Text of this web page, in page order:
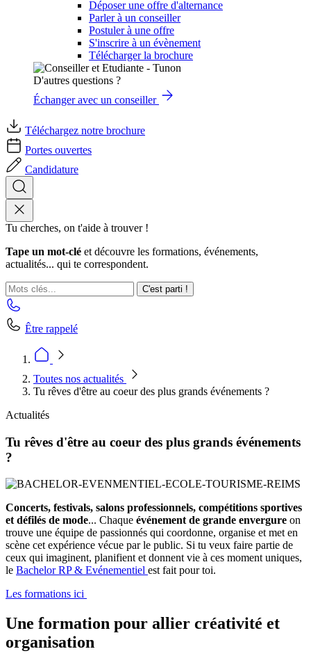
Déposer une offre d'alternance
Parler à un conseiller
Postuler à une offre
S'inscrire à un évènement
Télécharger la brochure
D'autres questions ?
Échanger avec un conseiller
Téléchargez notre brochure
Portes ouvertes
Candidature
Tu cherches, on t'aide à trouver !
Tape un mot-clé et découvre les formations, événements,
actualités... qui te correspondent.
C'est parti !
Être rappelé
Toutes nos actualités
Tu rêves d'être au coeur des plus grands événements ?
Actualités
Tu rêves d'être au coeur des plus grands événements
?
Concerts, festivals, salons professionnels, compétitions sportives
et défilés de mode... Chaque événement de grande envergure on
trouve une équipe de passionnés qui coordonne, organise et met en
scène cet expérience vécue par le public. Si tu veux faire partie de
ceux qui imaginent, planifient et donnent vie à ces moment uniques,
le Bachelor RP & Evénementiel est fait pour toi.
Les formations ici
Une formation pour allier créativité et
organisation